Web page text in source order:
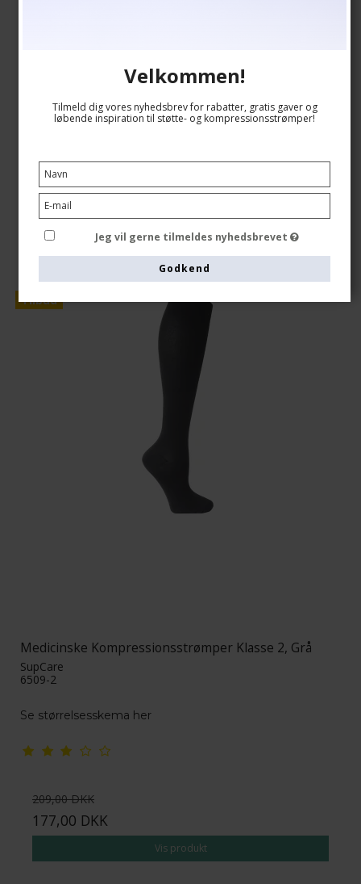
177,00 DKK
Vis produkt
Tilbud
Medicinske Kompressionsstrømper Klasse 2, Grå
SupCare
6509-2
Se størrelsesskema her
209,00 DKK
177,00 DKK
Vis produkt
Velkommen!
Tilmeld dig vores nyhedsbrev for rabatter, gratis gaver og
løbende inspiration til støtte- og kompressionsstrømper!
Jeg vil gerne tilmeldes nyhedsbrevet
Godkend